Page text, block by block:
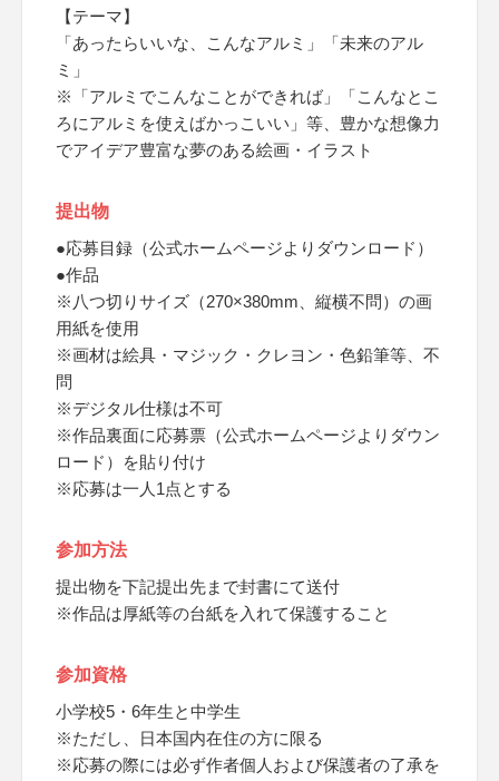
【テーマ】
「あったらいいな、こんなアルミ」「未来のアル
ミ」
※「アルミでこんなことができれば」「こんなとこ
ろにアルミを使えばかっこいい」等、豊かな想像力
でアイデア豊富な夢のある絵画・イラスト
提出物
●応募目録（公式ホームページよりダウンロード）
●作品
※八つ切りサイズ（270×380mm、縦横不問）の画
用紙を使用
※画材は絵具・マジック・クレヨン・色鉛筆等、不
問
※デジタル仕様は不可
※作品裏面に応募票（公式ホームページよりダウン
ロード）を貼り付け
※応募は一人1点とする
参加方法
提出物を下記提出先まで封書にて送付
※作品は厚紙等の台紙を入れて保護すること
参加資格
小学校5・6年生と中学生
※ただし、日本国内在住の方に限る
※応募の際には必ず作者個人および保護者の了承を